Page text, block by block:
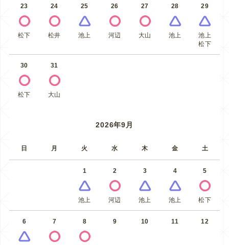
23
松下
24
松井
25
池上
26
河辺
27
大山
28
池上
29
池上
松下
30
松下
31
大山
2026年9月
日 月 火 水 木 金 土
1
池上
2
河辺
3
池上
4
池上
5
松下
6 7 8 9 10 11 12